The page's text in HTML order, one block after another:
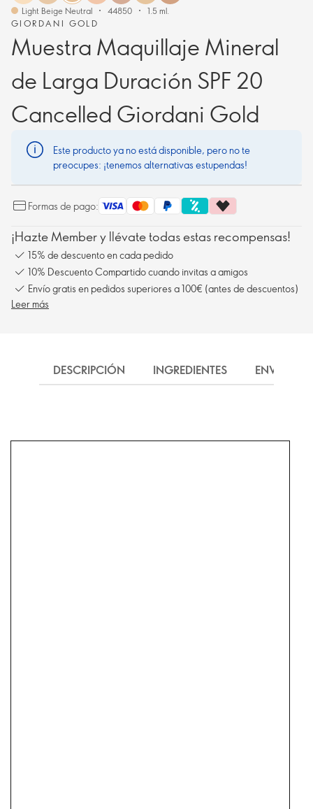
GIORDANI GOLD
Muestra Maquillaje Mineral
de Larga Duración SPF 20
Cancelled Giordani Gold
Light Beige Neutral 44850 1.5 ml.
Este producto ya no está disponible, pero no te
preocupes: ¡tenemos alternativas estupendas!
Formas de pago:
¡Hazte Member y llévate todas estas recompensas!
15% de descuento en cada pedido
10% Descuento Compartido cuando invitas a amigos
Envío gratis en pedidos superiores a 100€ (antes de descuentos)
Leer más
DESCRIPCIÓN INGREDIENTES ENVÍO